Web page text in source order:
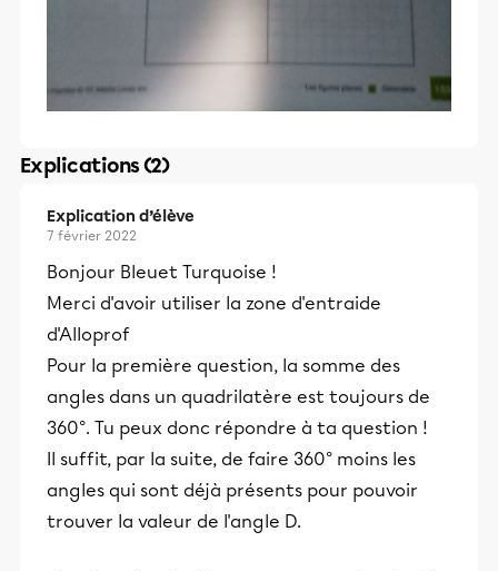
Explications (2)
Explication d’élève
7 février 2022
Bonjour Bleuet Turquoise !
Merci d'avoir utiliser la zone d'entraide
d'Alloprof
Pour la première question, la somme des
angles dans un quadrilatère est toujours de
360°. Tu peux donc répondre à ta question !
Il suffit, par la suite, de faire 360° moins les
angles qui sont déjà présents pour pouvoir
trouver la valeur de l'angle D.